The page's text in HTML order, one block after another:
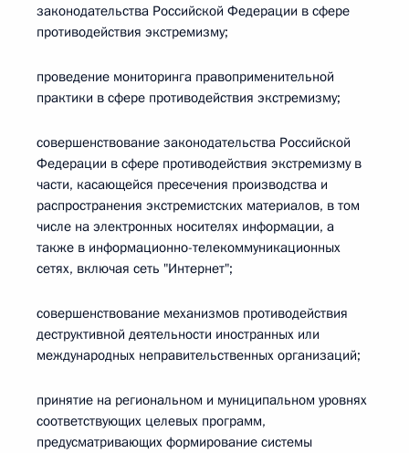
законодательства Российской Федерации в сфере
противодействия экстремизму;
проведение мониторинга правоприменительной
практики в сфере противодействия экстремизму;
совершенствование законодательства Российской
Федерации в сфере противодействия экстремизму в
части, касающейся пресечения производства и
распространения экстремистских материалов, в том
числе на электронных носителях информации, а
также в информационно-телекоммуникационных
сетях, включая сеть "Интернет";
совершенствование механизмов противодействия
деструктивной деятельности иностранных или
международных неправительственных организаций;
принятие на региональном и муниципальном уровнях
соответствующих целевых программ,
предусматривающих формирование системы